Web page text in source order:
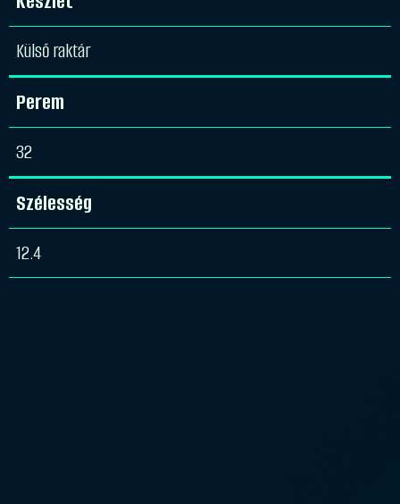
Külső raktár
Perem
32
Szélesség
12.4